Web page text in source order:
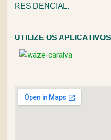
RESIDENCIAL.
UTILIZE OS APLICATIVOS